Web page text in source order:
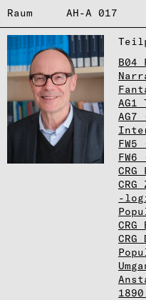
Raum
AH-A 017
-